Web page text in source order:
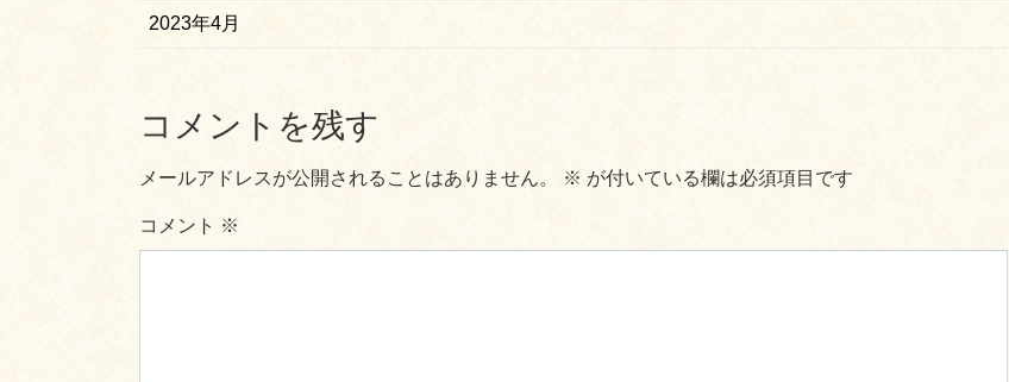
2023年4月
コメントを残す
メールアドレスが公開されることはありません。 ※ が付いている欄は必須項目です
コメント ※